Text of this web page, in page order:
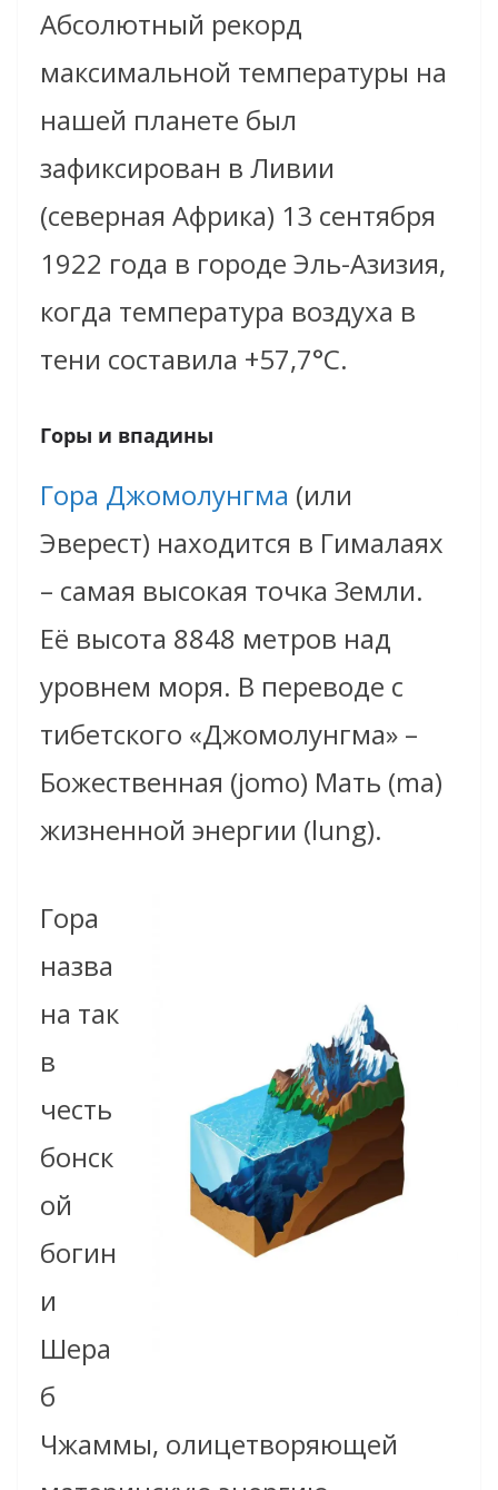
Абсолютный рекорд
максимальной температуры на
нашей планете был
зафиксирован в Ливии
(северная Африка) 13 сентября
1922 года в городе Эль-Азизия,
когда температура воздуха в
тени составила +57,7°C.
Горы и впадины
Гора Джомолунгма (или
Эверест) находится в Гималаях
– самая высокая точка Земли.
Её высота 8848 метров над
уровнем моря. В переводе с
тибетского «Джомолунгма» –
Божественная (jomo) Мать (ma)
жизненной энергии (lung).
Гора
назва
на так
в
честь
бонск
ой
богин
и
Шера
б
Чжаммы, олицетворяющей